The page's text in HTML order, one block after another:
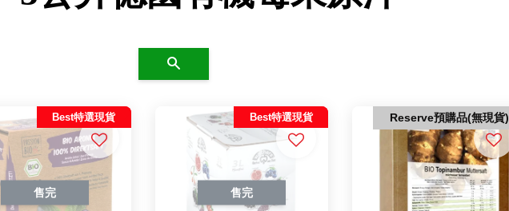
售完
Best特選現貨
售完
Best特選現貨 Reserve預購品(無現貨)